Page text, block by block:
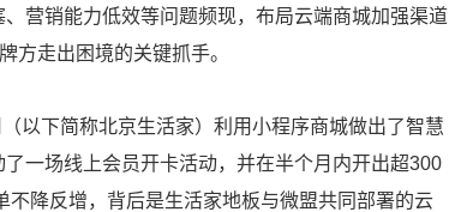
营销能力低效等问题频现，布局云端商城加强渠道
方走出困境的关键抓手。
以下简称北京生活家）利用小程序商城做出了智慧
一场线上会员开卡活动，并在半个月内开出超300
降反增，背后是生活家地板与微盟共同部署的云